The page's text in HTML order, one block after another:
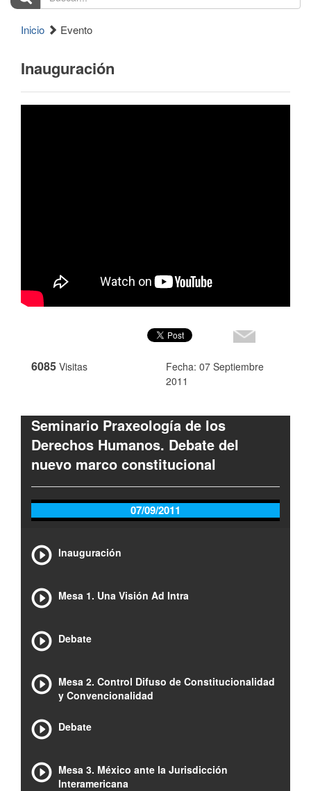
Inicio Evento
Inauguración
6085 Visitas
Fecha: 07 Septiembre
2011
Seminario Praxeología de los
Derechos Humanos. Debate del
nuevo marco constitucional
07/09/2011
Inauguración
Mesa 1. Una Visión Ad Intra
Debate
Mesa 2. Control Difuso de Constitucionalidad
y Convencionalidad
Debate
Mesa 3. México ante la Jurisdicción
Interamericana